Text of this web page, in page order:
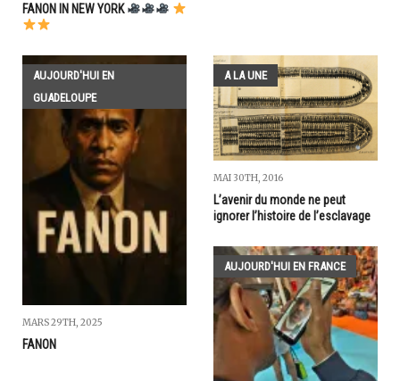
FANON IN NEW YORK
AUJOURD'HUI EN
GUADELOUPE
MARS 29TH, 2025
FANON
A LA UNE
MAI 30TH, 2016
L’avenir du monde ne peut
ignorer l’histoire de l’esclavage
AUJOURD'HUI EN FRANCE